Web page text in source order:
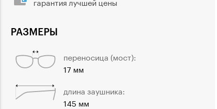
РАЗМЕРЫ
переносица (мост):
17 мм
длина заушника:
145 мм